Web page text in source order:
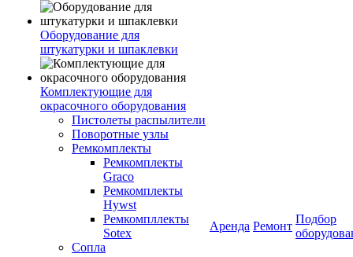
Оборудование для
штукатурки и шпаклевки
Комплектующие для
окрасочного оборудования
Пистолеты распылители
Поворотные узлы
Ремкомплекты
Ремкомплекты
Graco
Ремкомплекты
Hywst
Ремкомпллекты
Sotex
Сопла
Аренда Ремонт
Подбор